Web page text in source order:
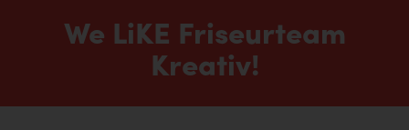
We LiKE Friseurteam
Kreativ!